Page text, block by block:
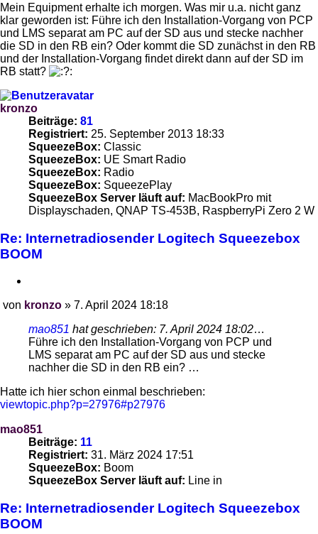
Mein Equipment erhalte ich morgen. Was mir u.a. nicht ganz
klar geworden ist: Führe ich den Installation-Vorgang von PCP
und LMS separat am PC auf der SD aus und stecke nachher
die SD in den RB ein? Oder kommt die SD zunächst in den RB
und der Installation-Vorgang findet direkt dann auf der SD im
RB statt?
kronzo
Beiträge: 81
Registriert: 25. September 2013 18:33
SqueezeBox: Classic
SqueezeBox: UE Smart Radio
SqueezeBox: Radio
SqueezeBox: SqueezePlay
SqueezeBox Server läuft auf: MacBookPro mit
Displayschaden, QNAP TS-453B, RaspberryPi Zero 2 W
Re: Internetradiosender Logitech Squeezebox
BOOM
von kronzo » 7. April 2024 18:18
mao851 hat geschrieben: 7. April 2024 18:02…
Führe ich den Installation-Vorgang von PCP und
LMS separat am PC auf der SD aus und stecke
nachher die SD in den RB ein? …
Hatte ich hier schon einmal beschrieben:
viewtopic.php?p=27976#p27976
mao851
Beiträge: 11
Registriert: 31. März 2024 17:51
SqueezeBox: Boom
SqueezeBox Server läuft auf: Line in
Re: Internetradiosender Logitech Squeezebox
BOOM